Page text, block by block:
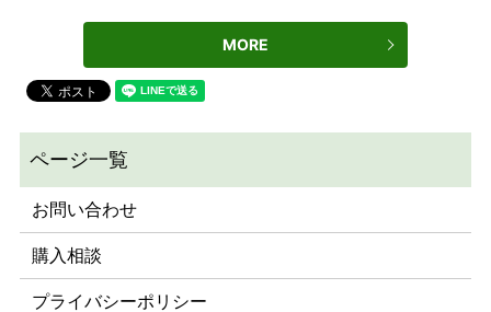
MORE
お問い合わせ
購入相談
プライバシーポリシー